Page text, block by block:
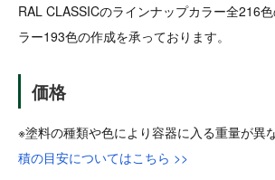
RAL CLASSICのラインナップカラー全216
ラー193色の作成を承っております。
価格
※塗料の種類や色により容器に入る重量が異
積の目安についてはこちら >>